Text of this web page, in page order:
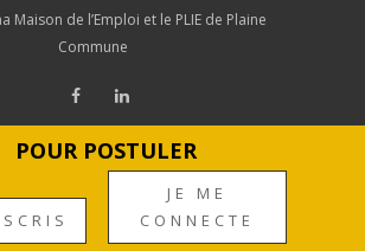
Maison de l’Emploi et le PLIE de Plaine
Commune
POUR POSTULER
JE ME
CONNECTE